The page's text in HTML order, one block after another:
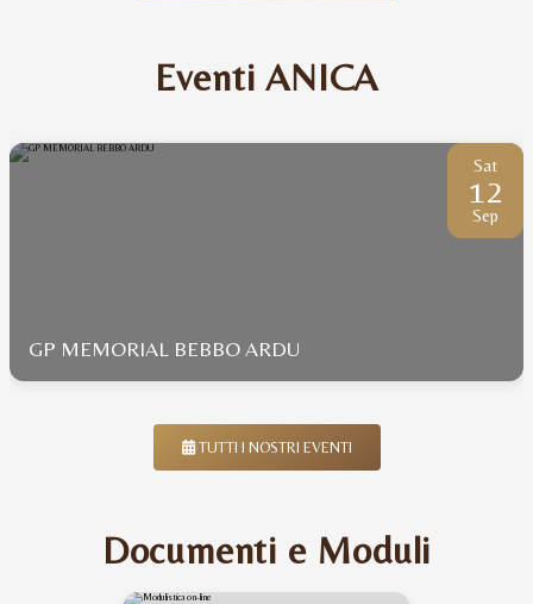
Eventi ANICA
Sat
12
Sep
GP MEMORIAL BEBBO ARDU
TUTTI I NOSTRI EVENTI
Documenti e Moduli